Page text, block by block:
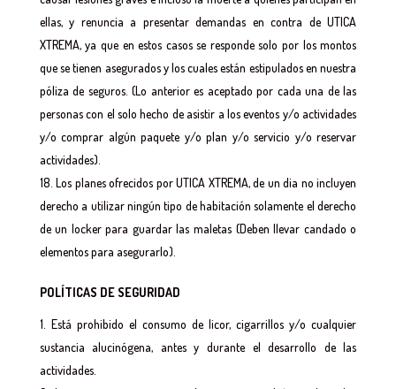
ellas, y renuncia a presentar demandas en contra de UTICA
XTREMA, ya que en estos casos se responde solo por los montos
que se tienen asegurados y los cuales están estipulados en nuestra
póliza de seguros. (Lo anterior es aceptado por cada una de las
personas con el solo hecho de asistir a los eventos y/o actividades
y/o comprar algún paquete y/o plan y/o servicio y/o reservar
actividades).
Los planes ofrecidos por UTICA XTREMA, de un dia no incluyen
derecho a utilizar ningún tipo de habitación solamente el derecho
de un locker para guardar las maletas (Deben llevar candado o
elementos para asegurarlo).
POLÍTICAS DE SEGURIDAD
Está prohibido el consumo de licor, cigarrillos y/o cualquier
sustancia alucinógena, antes y durante el desarrollo de las
actividades.